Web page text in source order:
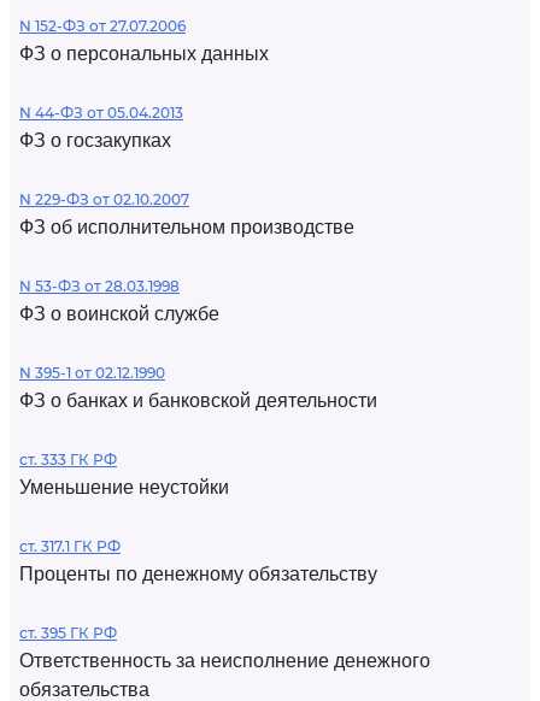
N 152-ФЗ от 27.07.2006
ФЗ о персональных данных
N 44-ФЗ от 05.04.2013
ФЗ о госзакупках
N 229-ФЗ от 02.10.2007
ФЗ об исполнительном производстве
N 53-ФЗ от 28.03.1998
ФЗ о воинской службе
N 395-1 от 02.12.1990
ФЗ о банках и банковской деятельности
ст. 333 ГК РФ
Уменьшение неустойки
ст. 317.1 ГК РФ
Проценты по денежному обязательству
ст. 395 ГК РФ
Ответственность за неисполнение денежного
обязательства